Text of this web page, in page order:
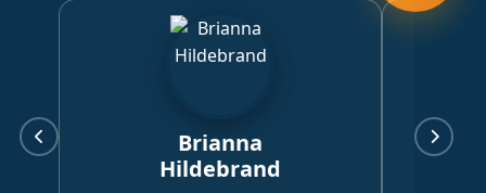
Brianna
Hildebrand